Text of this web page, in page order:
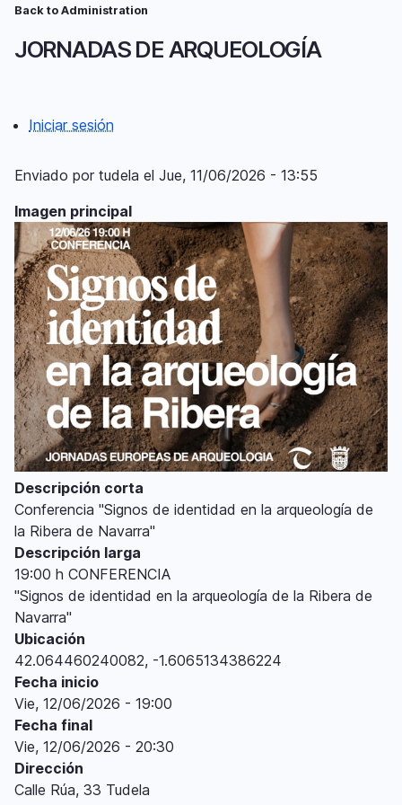
Pasar
contenido
de
Back to Administration
JORNADAS DE ARQUEOLOGÍA
Menú
del
compte
d'usuari
Iniciar sesión
Enviado por tudela el Jue, 11/06/2026 - 13:55
Imagen principal
Descripción corta
Conferencia "Signos de identidad en la arqueología de
la Ribera de Navarra"
Descripción larga
19:00 h CONFERENCIA
"Signos de identidad en la arqueología de la Ribera de
Navarra"
Ubicación
42.064460240082, -1.6065134386224
Fecha inicio
Vie, 12/06/2026 - 19:00
Fecha final
Vie, 12/06/2026 - 20:30
Dirección
Calle Rúa, 33 Tudela